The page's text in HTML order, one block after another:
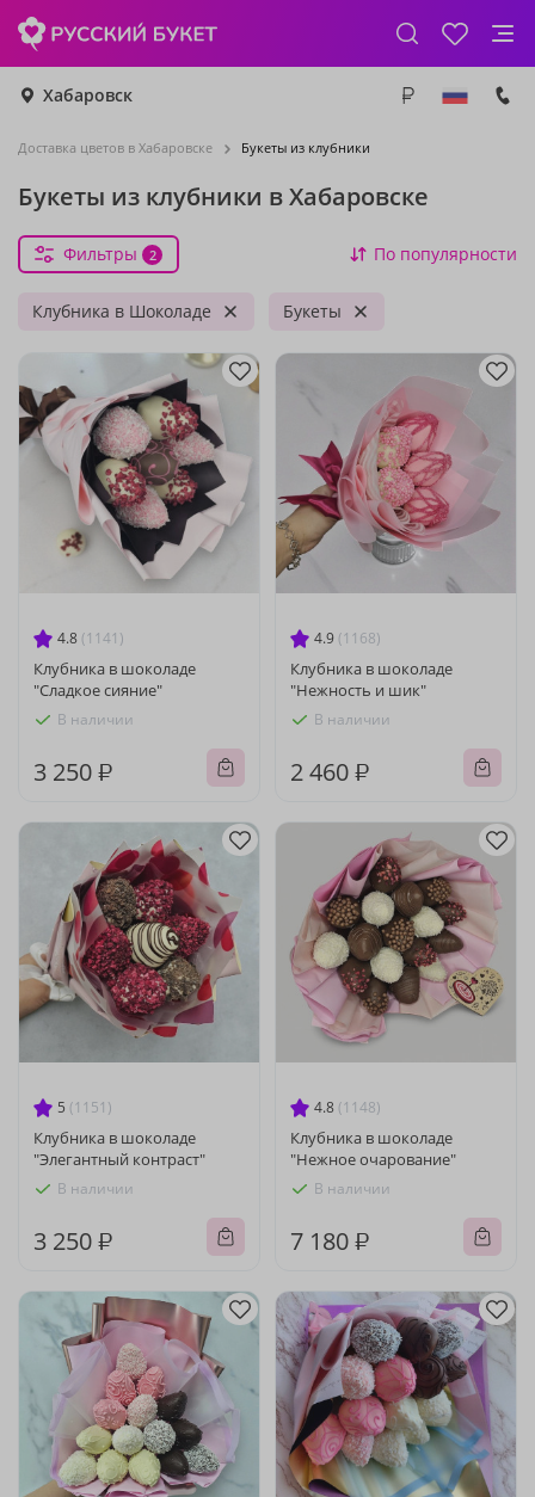
Хабаровск
Доставка цветов в Хабаровске Букеты из клубники
Букеты из клубники в Хабаровске
Фильтры 2 По популярности
Клубника в Шоколаде Букеты
4.8 (1141)
Клубника в шоколаде
"Сладкое сияние"
В наличии
3 250 ₽
4.9 (1168)
Клубника в шоколаде
"Нежность и шик"
В наличии
2 460 ₽
5 (1151)
Клубника в шоколаде
"Элегантный контраст"
В наличии
3 250 ₽
4.8 (1148)
Клубника в шоколаде
"Нежное очарование"
В наличии
7 180 ₽